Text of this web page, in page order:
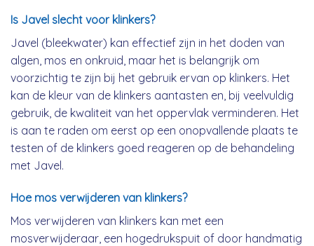
Is Javel slecht voor klinkers?
Javel (bleekwater) kan effectief zijn in het doden van
algen, mos en onkruid, maar het is belangrijk om
voorzichtig te zijn bij het gebruik ervan op klinkers. Het
kan de kleur van de klinkers aantasten en, bij veelvuldig
gebruik, de kwaliteit van het oppervlak verminderen. Het
is aan te raden om eerst op een onopvallende plaats te
testen of de klinkers goed reageren op de behandeling
met Javel.
Hoe mos verwijderen van klinkers?
Mos verwijderen van klinkers kan met een
mosverwijderaar, een hogedrukspuit of door handmatig